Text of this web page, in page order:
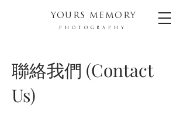
YOURS MEMORY
PHOTOGRAPHY
聯絡我們 (Contact
Us)